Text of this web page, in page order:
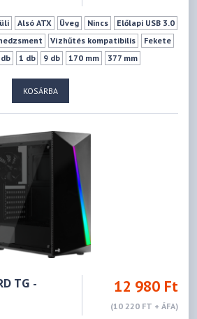
Alsó ATX Üveg Nincs
Előlapi USB 3.0
Vízhűtés kompatibilis
Fekete
1 db 9 db 170 mm 377 mm
KOSÁRBA
TG -
12 980 Ft
(10 220 FT + ÁFA)